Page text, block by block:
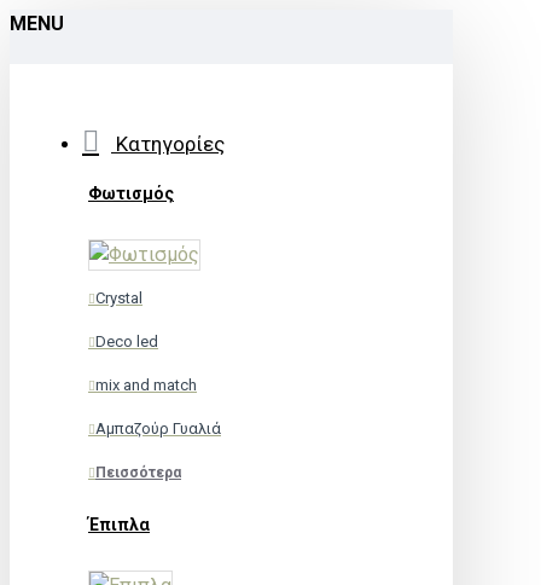
MENU
Κατηγορίες
Φωτισμός
Crystal
Deco led
mix and match
Αμπαζούρ Γυαλιά
Πεισσότερα
Έπιπλα